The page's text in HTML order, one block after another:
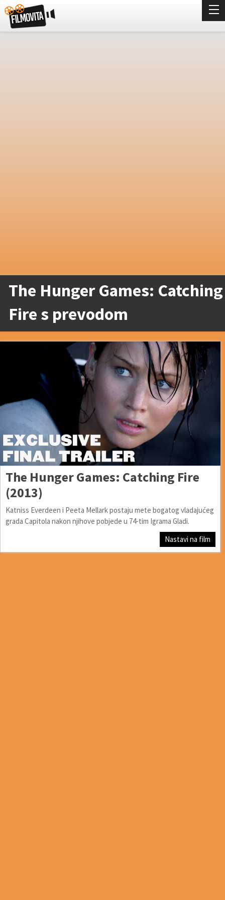
The Hunger Games: Catching
Fire s prevodom
The Hunger Games: Catching Fire
(2013)
Katniss Everdeen i Peeta Mellark postaju mete bogatog vladajućeg
grada Capitola nakon njihove pobjede u 74-tim Igrama Gladi.
Nastavi na film